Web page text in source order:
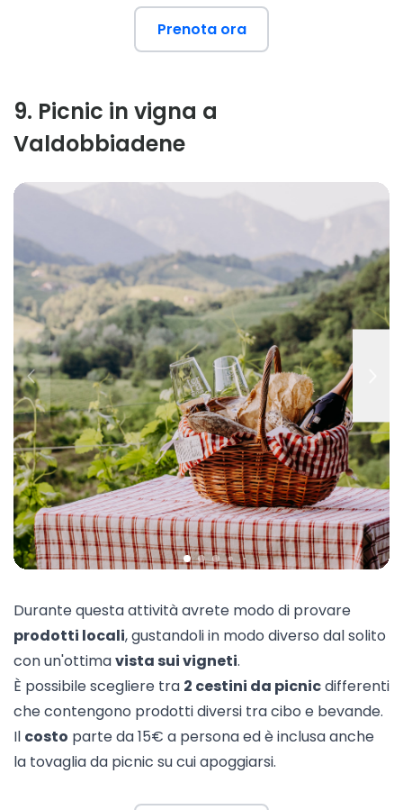
Prenota ora
9. Picnic in vigna a
Valdobbiadene
Durante questa attività avrete modo di provare
prodotti locali, gustandoli in modo diverso dal solito
con un'ottimavista sui vigneti.
È possibile scegliere tra 2 cestini da picnicdifferenti
che contengono prodotti diversi tra cibo e bevande.
Il costo parte da 15€ a persona ed è inclusa anche
la tovaglia da picnic su cui apoggiarsi.